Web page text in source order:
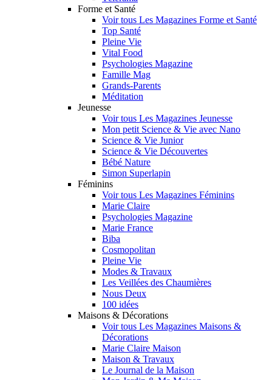
Forme et Santé
Voir tous Les Magazines Forme et Santé
Top Santé
Pleine Vie
Vital Food
Psychologies Magazine
Famille Mag
Grands-Parents
Méditation
Jeunesse
Voir tous Les Magazines Jeunesse
Mon petit Science & Vie avec Nano
Science & Vie Junior
Science & Vie Découvertes
Bébé Nature
Simon Superlapin
Féminins
Voir tous Les Magazines Féminins
Marie Claire
Psychologies Magazine
Marie France
Biba
Cosmopolitan
Pleine Vie
Modes & Travaux
Les Veillées des Chaumières
Nous Deux
100 idées
Maisons & Décorations
Voir tous Les Magazines Maisons &
Décorations
Marie Claire Maison
Maison & Travaux
Le Journal de la Maison